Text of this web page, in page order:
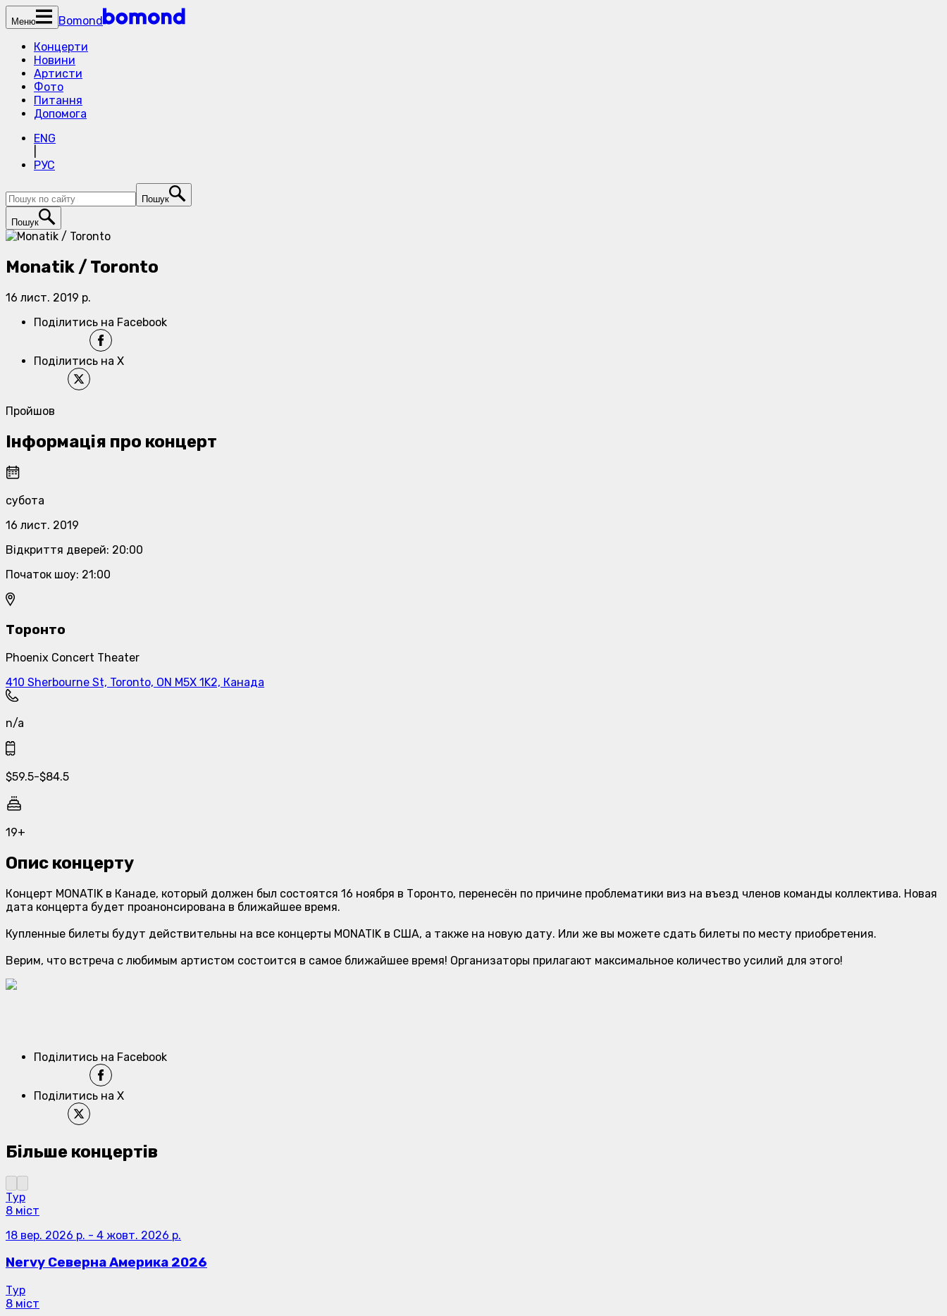
Меню
Bomond
Концерти
Новини
Артисти
Фото
Питання
Допомога
ENG
РУС
Пошук
Пошук
Monatik / Toronto
16 лист. 2019 р.
Поділитись на Facebook
Поділитись на X
Пройшов
Інформація про концерт
субота
16 лист. 2019
Відкриття дверей: 20:00
Початок шоу: 21:00
Торонто
Phoenix Concert Theater
410 Sherbourne St, Toronto, ON M5X 1K2, Канада
n/a
$59.5-$84.5
19+
Опис концерту
Концерт MONATIK в Канаде, который должен был состоятся 16 ноября в Торонто, перенесён по причине проблематики виз на въезд членов команды коллектива. Новая
дата концерта будет проанонсирована в ближайшее время.
Купленные билеты будут действительны на все концерты MONATIK в США, а также на новую дату. Или же вы можете сдать билеты по месту приобретения.
Верим, что встреча с любимым артистом состоится в самое ближайшее время! Организаторы прилагают максимальное количество усилий для этого!
Поділитись на Facebook
Поділитись на X
Більше концертів
Тур
8 міст
18 вер. 2026 р. - 4 жовт. 2026 р.
Nervy Северна Америка 2026
Тур
8 міст